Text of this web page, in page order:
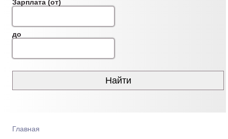
Зарплата (от)
до
Главная